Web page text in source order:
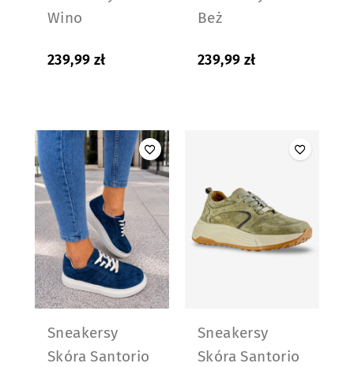
Wino
239,99 zł
Beż
239,99 zł
Sneakersy
Skóra Santorio
Sneakersy
Skóra Santorio